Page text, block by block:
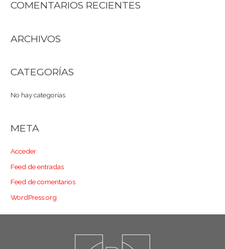
COMENTARIOS RECIENTES
ARCHIVOS
CATEGORÍAS
No hay categorías
META
Acceder
Feed de entradas
Feed de comentarios
WordPress.org